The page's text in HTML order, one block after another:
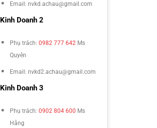
Email: nvkd.achau@gmail.com
Kinh Doanh 2
Phụ trách: 0982 777 642 Ms
Quyên
Email: nvkd2.achau@gmail.com
Kinh Doanh 3
Phụ trách: 0902 804 600 Ms
Hằng